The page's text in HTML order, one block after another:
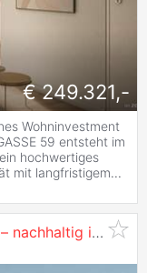
€ 249.321,-
Wohninvestment
59 entsteht im
ein hochwertiges
mit langfristigem...
– nachhaltig investieren in